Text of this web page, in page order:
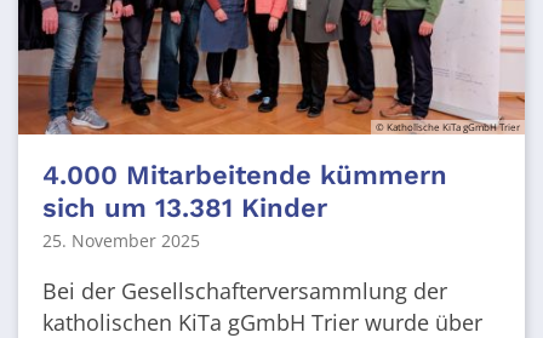
© Katholische KiTa gGmbH Trier
4.000 Mitarbeitende kümmern
sich um 13.381 Kinder
25. November 2025
Bei der Gesellschafterversammlung der
katholischen KiTa gGmbH Trier wurde über